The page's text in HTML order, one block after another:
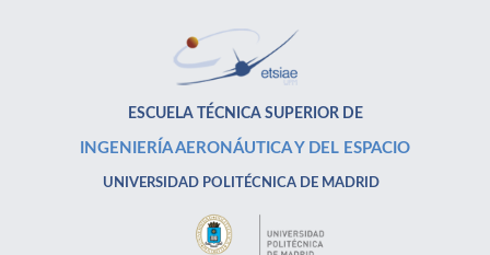
ESCUELA TÉCNICA SUPERIOR DE
INGENIERÍA AERONÁUTICA Y DEL ESPACIO
UNIVERSIDAD POLITÉCNICA DE MADRID